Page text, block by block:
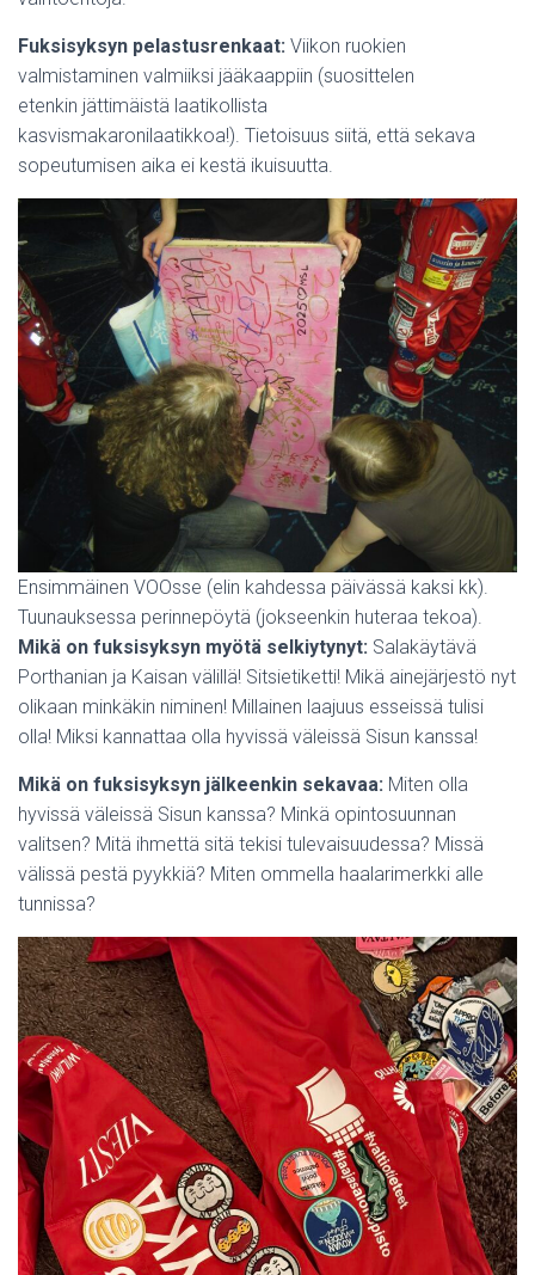
Fuksisyksyn pelastusrenkaat: Viikon ruokien
valmistaminen valmiiksi jääkaappiin (suosittelen
etenkin jättimäistä laatikollista
kasvismakaronilaatikkoa!). Tietoisuus siitä, että sekava
sopeutumisen aika ei kestä ikuisuutta.
Ensimmäinen VOOsse (elin kahdessa päivässä kaksi kk).
Tuunauksessa perinnepöytä (jokseenkin huteraa tekoa).
Mikä on fuksisyksyn myötä selkiytynyt: Salakäytävä
Porthanian ja Kaisan välillä! Sitsietiketti! Mikä ainejärjestö nyt
olikaan minkäkin niminen! Millainen laajuus esseissä tulisi
olla! Miksi kannattaa olla hyvissä väleissä Sisun kanssa!
Mikä on fuksisyksyn jälkeenkin sekavaa: Miten olla
hyvissä väleissä Sisun kanssa? Minkä opintosuunnan
valitsen? Mitä ihmettä sitä tekisi tulevaisuudessa? Missä
välissä pestä pyykkiä? Miten ommella haalarimerkki alle
tunnissa?